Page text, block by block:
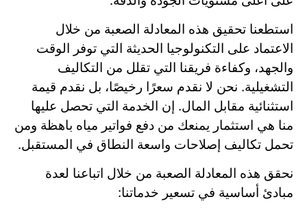
استطعنا تحقيق هذه المعادلة الصعبة من خلال
الاعتماد على التكنولوجيا الحديثة التي توفر الوقت
والجهد، وكفاءة فريقنا التي تقلل من التكاليف
التشغيلية. نحن لا نقدم سعرًا رخيصًا، بل نقدم قيمة
استثنائية مقابل المال. إن الخدمة التي تحصل عليها
منا هي استثمار يمنعك من دفع فواتير مياه باهظة ومن
تحمل تكاليف إصلاحات واسعة النطاق في المستقبل.
نحقق هذه المعادلة الصعبة من خلال اتباعنا لعدة
مبادئ أساسية في تسعير خدماتنا: